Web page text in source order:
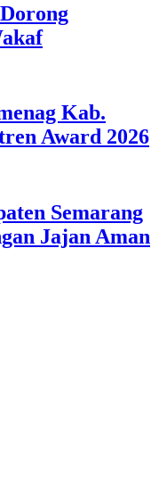
Kab.
Award 2026
Semarang
Jajan Aman